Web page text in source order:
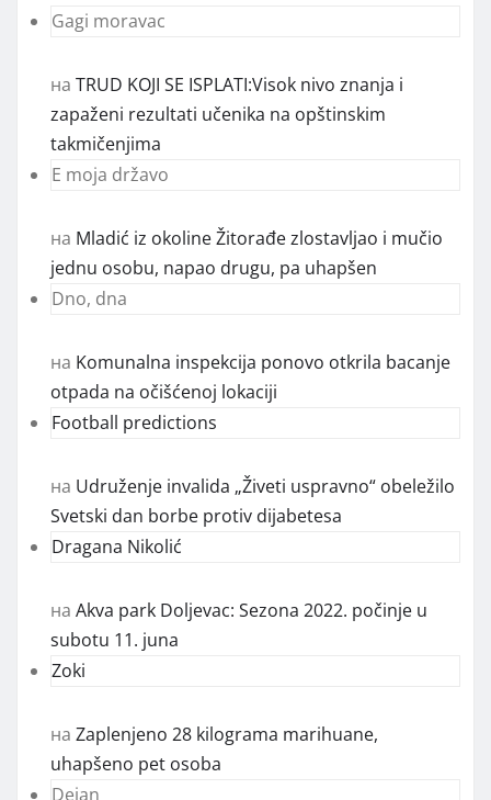
Gagi moravac
на TRUD KOJI SE ISPLATI:Visok nivo znanja i
zapaženi rezultati učenika na opštinskim
takmičenjima
E moja državo
на Mladić iz okoline Žitorađe zlostavljao i mučio
jednu osobu, napao drugu, pa uhapšen
Dno, dna
на Komunalna inspekcija ponovo otkrila bacanje
otpada na očišćenoj lokaciji
Football predictions
на Udruženje invalida „Živeti uspravno“ obeležilo
Svetski dan borbe protiv dijabetesa
Dragana Nikolić
на Akva park Doljevac: Sezona 2022. počinje u
subotu 11. juna
Zoki
на Zaplenjeno 28 kilograma marihuane,
uhapšeno pet osoba
Dejan